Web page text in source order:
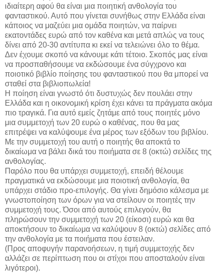
ιδιαίτερη αφού θα είναι μια ποιητική ανθολογία του
φανταστικού. Αυτό που γίνεται συνήθως στην Ελλάδα είναι
κάποιος να μαζεύει μια ομάδα ποιητών, να παίρνει
εκατοντάδες ευρώ από τον καθένα και μετά απλώς να τους
δίνει από 20-30 αντίτυπα κι εκεί να τελειώνει όλο το θέμα.
Δεν έχουμε σκοπό να κάνουμε κάτι τέτοιο. Σκοπός μας είναι
να προσπαθήσουμε να εκδώσουμε ένα σύγχρονο και
ποιοτικό βιβλίο ποίησης του φανταστικού που θα μπορεί να
σταθεί στα βιβλιοπωλεία!
Η ποίηση είναι γνωστό ότι δυστυχώς δεν πουλάει στην
Ελλάδα και η οικονομική κρίση έχει κάνει τα πράγματα ακόμα
πιο τραγικά. Για αυτό εμείς ζητάμε από τους ποιητές μόνο
μια συμμετοχή των 20 ευρώ ο καθένας, που θα μας
επιτρέψει να καλύψουμε ένα μέρος των εξόδων του βιβλίου.
Με την συμμετοχή του αυτή ο ποιητής θα αποκτά το
δικαίωμα να βάλει δικά του ποιήματα σε 8 (οκτώ) σελίδες της
ανθολογίας.
Παρόλο που θα υπάρχει συμμετοχή, επειδή θέλουμε
πραγματικά να εκδώσουμε μια ποιοτική ανθολογία, θα
υπάρχει στάδιο προ-επιλογής. Θα γίνει δημόσιο κάλεσμα με
γνωστοποίηση των όρων για να στείλουν οι ποιητές την
συμμετοχή τους. Όσοι από αυτούς επιλεγούν, θα
πληρώσουν την συμμετοχή των 20 (είκοσι) ευρώ και θα
αποκτήσουν το δικαίωμα να καλύψουν 8 (οκτώ) σελίδες από
την ανθολογία με τα ποιήματα που έστειλαν.
(Προς αποφυγήν παρανοήσεων, η τιμή συμμετοχής δεν
αλλάζει σε περίπτωση που οι στίχοι που αποσταλούν είναι
λιγότεροι).